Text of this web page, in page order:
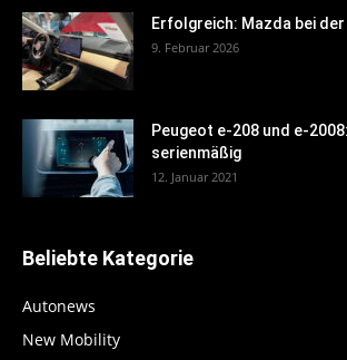
Erfolgreich: Mazda bei der
9. Februar 2026
Peugeot e-208 und e-
serienmäßig
12. Januar 2021
Beliebte Kategorie
Autonews
New Mobility